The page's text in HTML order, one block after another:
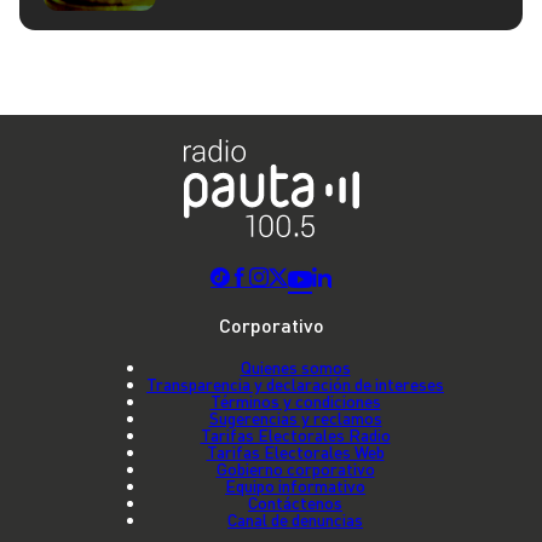
Corporativo
Quienes somos
Transparencia y declaración de intereses
Términos y condiciones
Sugerencias y reclamos
Tarifas Electorales Radio
Tarifas Electorales Web
Gobierno corporativo
Equipo informativo
Contáctenos
Canal de denuncias